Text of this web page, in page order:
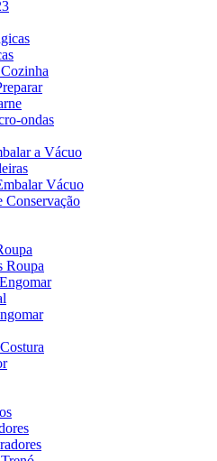
ondas
a Vácuo
Vácuo
Conservação
Roupa